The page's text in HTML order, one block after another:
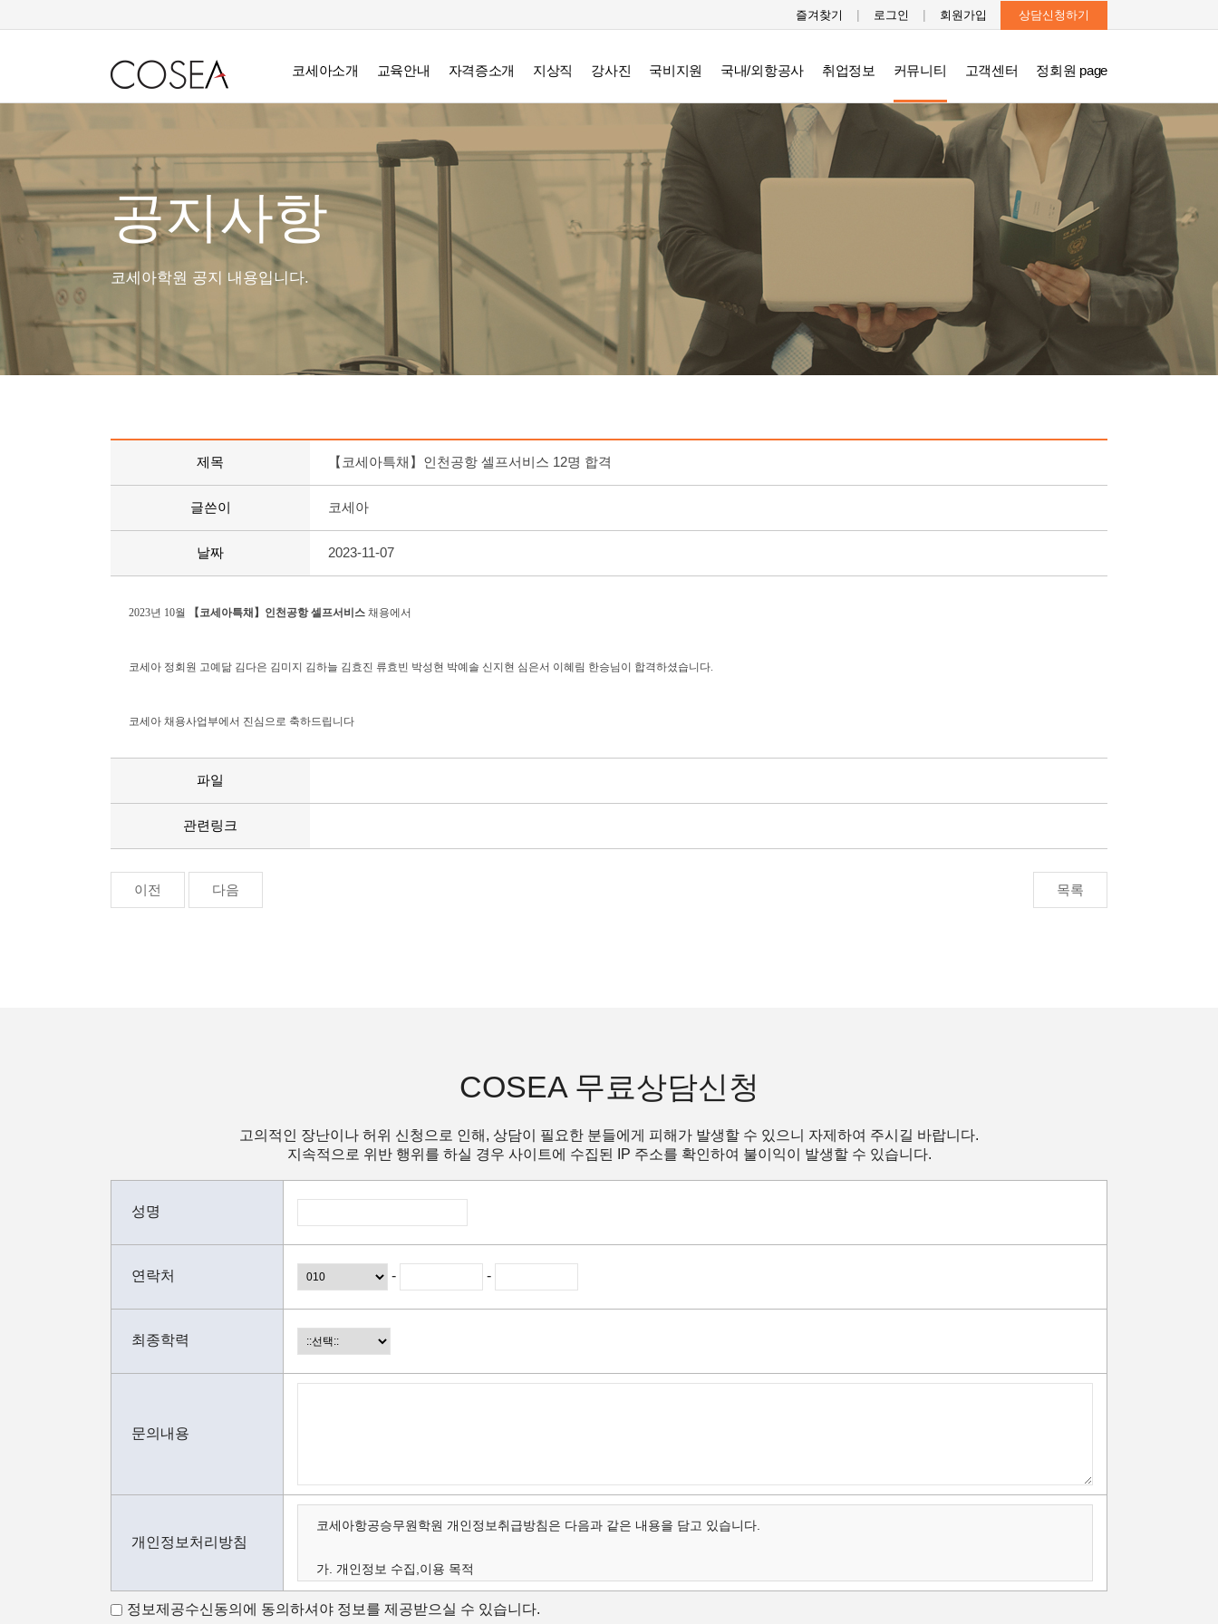
즐겨찾기 | 로그인 | 회원가입 상담신청하기
코세아소개 교육안내 자격증소개 지상직 강사진 국비지원 국내/외항공사 취업정보 커뮤니티 고객센터 정회원 page
공지사항
코세아학원 공지 내용입니다.
제목 【코세아특채】인천공항 셀프서비스 12명 합격
글쓴이 코세아
날짜 2023-11-07
2023년 10월 【코세아특채】인천공항 셀프서비스 채용에서
코세아 정회원 고예닮 김다은 김미지 김하늘 김효진 류효빈 박성현 박예솔 신지현 심은서 이혜림 한승님이 합격하셨습니다. ​
코세아 채용사업부에서 진심으로 축하드립니다
파일
관련링크
이전 다음 목록
COSEA 무료상담신청
고의적인 장난이나 허위 신청으로 인해, 상담이 필요한 분들에게 피해가 발생할 수 있으니 자제하여 주시길 바랍니다.
지속적으로 위반 행위를 하실 경우 사이트에 수집된 IP 주소를 확인하여 불이익이 발생할 수 있습니다.
성명
연락처 - -
최종학력
문의내용
개인정보처리방침
코세아항공승무원학원 개인정보취급방침은 다음과 같은 내용을 담고 있습니다.
가. 개인정보 수집,이용 목적
나. 수집하는 개인정보의 항목
다. 개인정보의 보유 및 이용 기간
정보제공수신동의에 동의하셔야 정보를 제공받으실 수 있습니다.